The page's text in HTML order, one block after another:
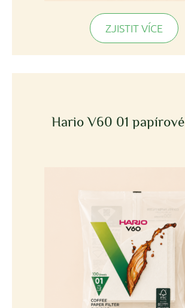
ZJISTIT VÍCE
Hario V60 01